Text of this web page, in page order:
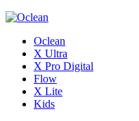
Oclean
X Ultra
X Pro Digital
Flow
X Lite
Kids